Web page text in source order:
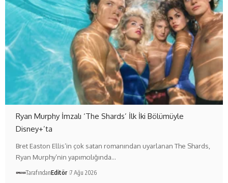
Ryan Murphy İmzalı ‘The Shards’ İlk İki Bölümüyle
Disney+’ta
Bret Easton Ellis’in çok satan romanından uyarlanan The Shards,
Ryan Murphy’nin yapımcılığında…
TarafındanEditör 7 Ağu 2026